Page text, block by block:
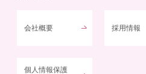
会社概要 採用情報
個人情報保護